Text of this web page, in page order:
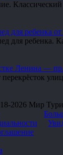
для ребенка
для ребенка.
Ленина —
перекрёсток
2026 Мир